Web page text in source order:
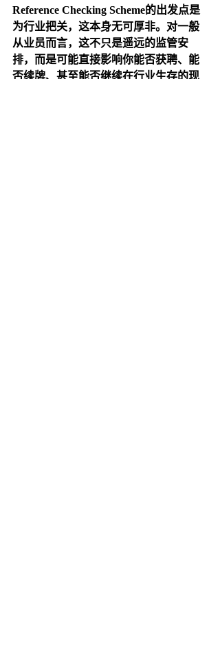
Reference Checking Scheme的出发点是
为行业把关，这本身无可厚非。对一般
从业员而言，这不只是遥远的监管安
排，而是可能直接影响你能否获聘、能
否续牌、甚至能否继续在行业生存的现